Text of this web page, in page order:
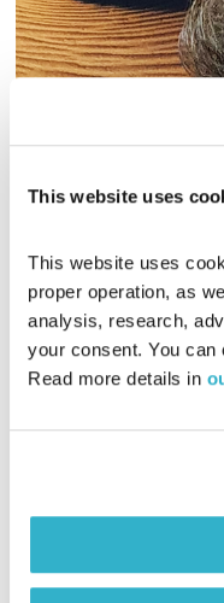
This website uses
This website uses
proper operation, as
analysis, research,
your consent. You can
Read more details in
משה